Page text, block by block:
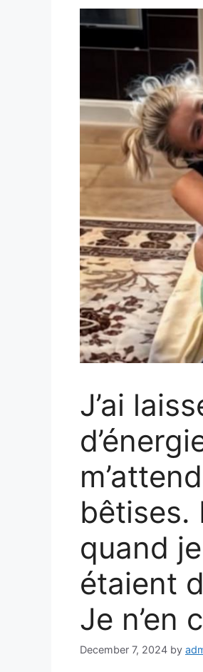
J’ai
bêtises.
quand
étaient
Je n’en
December 7, 2024 by